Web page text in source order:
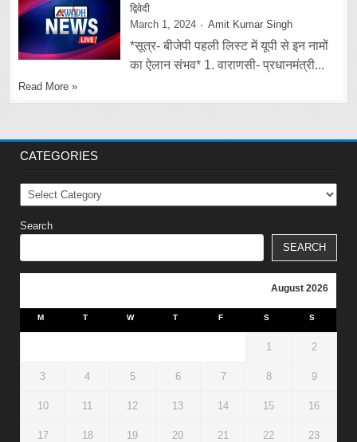
द्विवेदी
March 1, 2024
Amit Kumar Singh
*सूत्र- बीजेपी पहली लिस्ट में यूपी से इन नामों
का ऐलान संभव* 1. वाराणसी- प्रधानमंत्री...
Read More »
CATEGORIES
Categories
Search
SEARCH
August 2026
M T W T F S S
1 2
3 4 5 6 7 8 9
10 11 12 13 14 15 16
17 18 19 20 21 22 23